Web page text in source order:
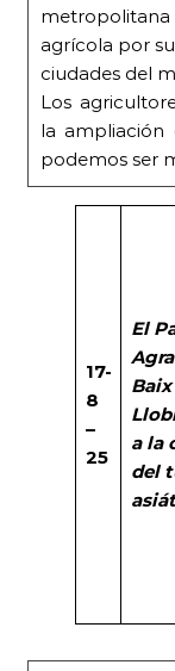
agrícola por
ciudades del
Los
la ampliación
podemos ser
17-
8
–
25
El
Baix
a la
del